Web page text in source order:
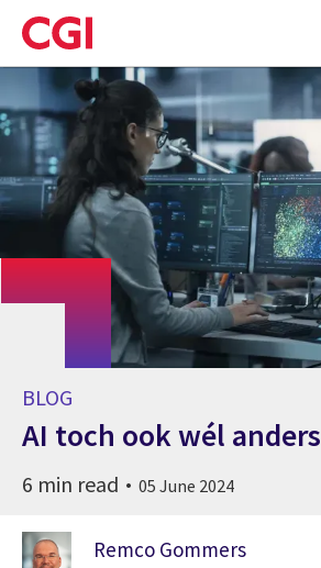
Skip
to
main
content
BLOG
AI toch ook wél anders
6 min read 05 June 2024
Remco Gommers